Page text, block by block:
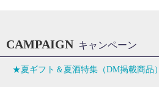
CAMPAIGN キャンペーン
★夏ギフト＆夏酒特集（DM掲載商品）